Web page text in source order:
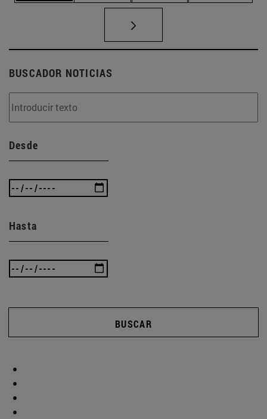
BUSCADOR NOTICIAS
Desde
Hasta
BUSCAR